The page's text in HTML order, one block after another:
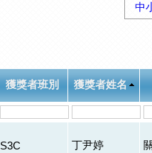
中
獲獎者班別 獲獎者姓名
S3C 丁尹婷